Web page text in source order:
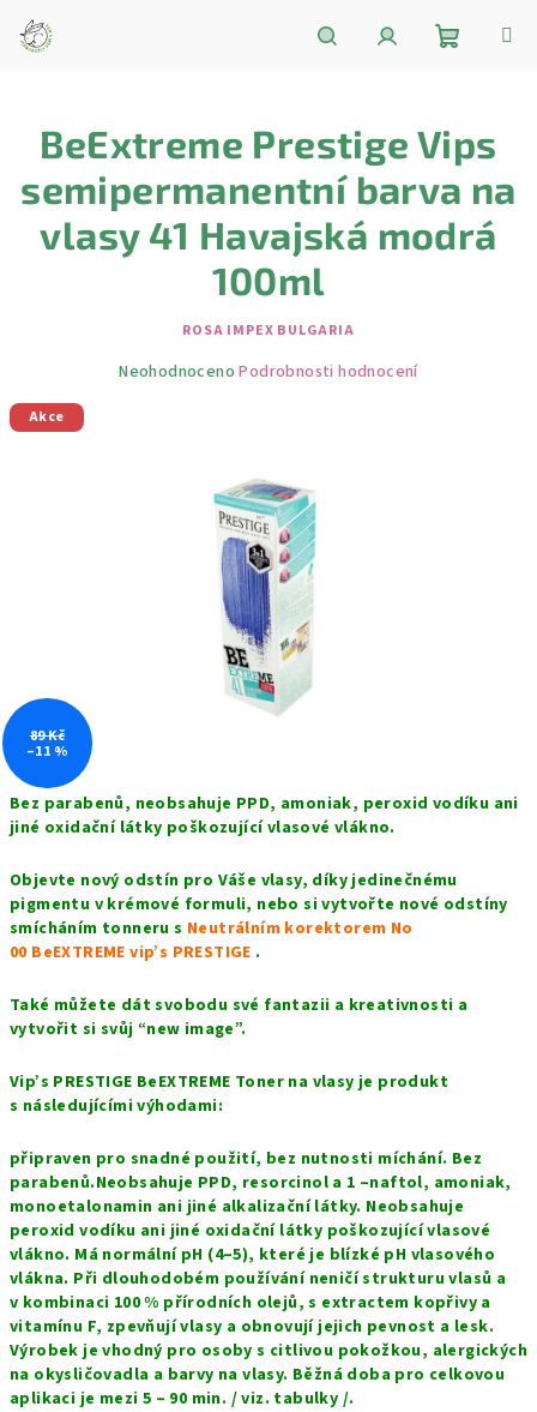
obsah
košík
Bez parabenů, neobsahuje PPD, amoniak, peroxid vodíku ani
jiné oxidační látky poškozující vlasové vlákno.
Objevte nový odstín pro Váše vlasy, díky jedinečnému
pigmentu v krémové formuli, nebo si vytvořte nové odstíny
smícháním tonneru s Neutrálním korektorem No
00 BeEXTREME vip’s PRESTIGE .
Také můžete dát svobodu své fantazii a kreativnosti a
vytvořit si svůj “new image”.
Vip’s PRESTIGE BeEXTREME Toner na vlasy je produkt
s následujícími výhodami:
připraven pro snadné použití, bez nutnosti míchání. Bez
parabenů.Neobsahuje PPD, resorcinol a 1 –naftol, amoniak,
monoetalonamin ani jiné alkalizační látky. Neobsahuje
peroxid vodíku ani jiné oxidační látky poškozující vlasové
vlákno. Má normální pH (4–5), které je blízké pH vlasového
vlákna. Při dlouhodobém používání neničí strukturu vlasů a
v kombinaci 100 % přírodních olejů, s extractem kopřivy a
vitamínu F, zpevňují vlasy a obnovují jejich pevnost a lesk.
Výrobek je vhodný pro osoby s citlivou pokožkou, alergických
na okysličovadla a barvy na vlasy. Běžná doba pro celkovou
aplikaci je mezi 5 – 90 min. / viz. tabulky /.
BeExtreme Prestige Vips
semipermanentní barva na
vlasy 41 Havajská modrá
100ml
ROSA IMPEX BULGARIA
Průměrné
Neohodnoceno Podrobnosti hodnocení
Akce
89 Kč
–11 %